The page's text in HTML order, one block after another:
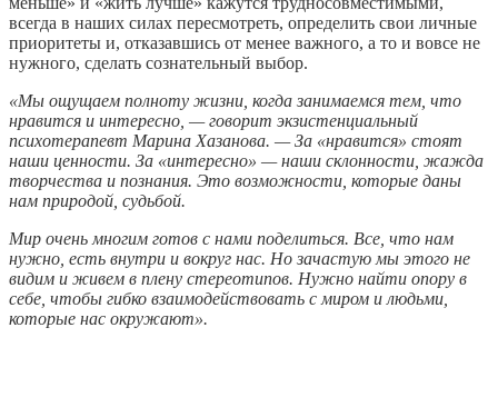
всегда в наших силах пересмотреть, определить свои личные
приоритеты и, отказавшись от менее важного, а то и вовсе не
нужного, сделать сознательный выбор.
«Мы ощущаем полноту жизни, когда занимаемся тем, что
нравится и интересно, — говорит экзистенциальный
психотерапевт Марина Хазанова. — За «нравится» стоят
наши ценности. За «интересно» — наши склонности, жажда
творчества и познания. Это возможности, которые даны
нам природой, судьбой.
Мир очень многим готов с нами поделиться. Все, что нам
нужно, есть внутри и вокруг нас. Но зачастую мы этого не
видим и живем в плену стереотипов. Нужно найти опору в
себе, чтобы гибко взаимодействовать с миром и людьми,
которые нас окружают».